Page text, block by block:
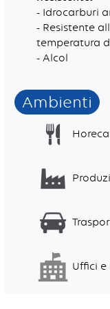
- Idrocarburi
- Resistente
temperatura
- Alcol
Ambienti
Horeca
Uffici